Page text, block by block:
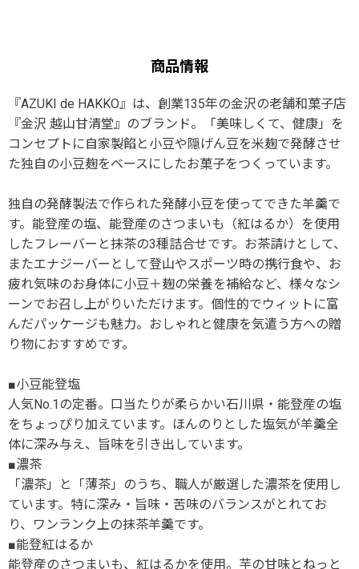
商品情報
『AZUKI de HAKKO』は、創業135年の金沢の老舗和菓子店
『金沢 越山甘清堂』のブランド。「美味しくて、健康」を
コンセプトに自家製餡と小豆や隠げん豆を米麹で発酵させ
た独自の小豆麹をベースにしたお菓子をつくっています。
独自の発酵製法で作られた発酵小豆を使ってできた羊羹で
す。能登産の塩、能登産のさつまいも（紅はるか）を使用
したフレーバーと抹茶の3種詰合せです。お茶請けとして、
またエナジーバーとして登山やスポーツ時の携行食や、お
疲れ気味のお身体に小豆＋麹の栄養を補給など、様々なシ
ーンでお召し上がりいただけます。個性的でウィットに富
んだパッケージも魅力。おしゃれと健康を気遣う方への贈
り物におすすめです。
■小豆能登塩
人気No.1の定番。口当たりが柔らかい石川県・能登産の塩
をちょっぴり加えています。ほんのりとした塩気が羊羹全
体に深み与え、旨味を引き出しています。
■濃茶
「濃茶」と「薄茶」のうち、職人が厳選した濃茶を使用し
ています。特に深み・旨味・苦味のバランスがとれてお
り、ワンランク上の抹茶羊羹です。
■能登紅はるか
能登産のさつまいも、紅はるかを使用。芋の甘味とねっと